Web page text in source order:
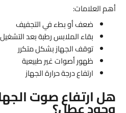
أهم العلامات:
ضعف أو بطء في التجفيف
بقاء الملابس رطبة بعد التشغيل
توقف الجهاز بشكل متكرر
ظهور أصوات غير طبيعية
ارتفاع درجة حرارة الجهاز
هل ارتفاع صوت